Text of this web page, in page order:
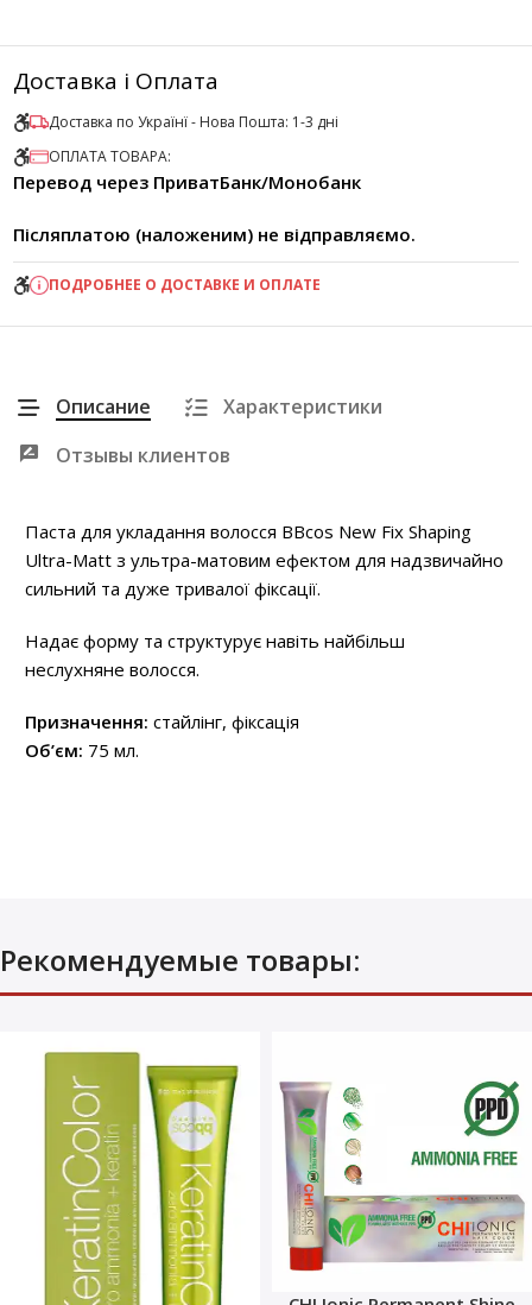
Доставка і Оплата
Доставка по Українї - Нова Пошта: 1-3 дні
ОПЛАТА ТОВАРА:
Перевод через ПриватБанк/Монобанк
Післяплатою (наложеним) не відправляємо.
ПОДРОБНЕЕ О ДОСТАВКЕ И ОПЛАТЕ
Описание
Характеристики
Отзывы клиентов
Паста для укладання волосся BBcos New Fix Shaping
Ultra-Matt з ультра-матовим ефектом для надзвичайно
сильний та дуже тривалої фіксації.
Надає форму та структурує навіть найбільш
неслухняне волосся.
Призначення: стайлінг, фіксація
Об’єм: 75 мл.
Рекомендуемые товары: